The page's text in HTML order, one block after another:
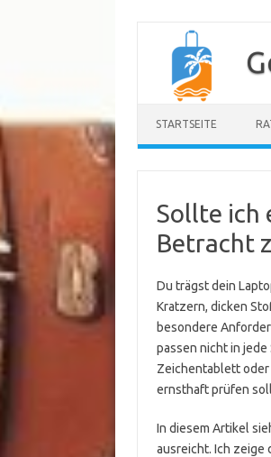
springen
STARTSEITE
Sollte ich
Betracht
Du trägst dein
Kratzern, dicken
besondere
passen nicht in
Zeichentablett oder
ernsthaft prüfen
In diesem Artikel
ausreicht. Ich zeige